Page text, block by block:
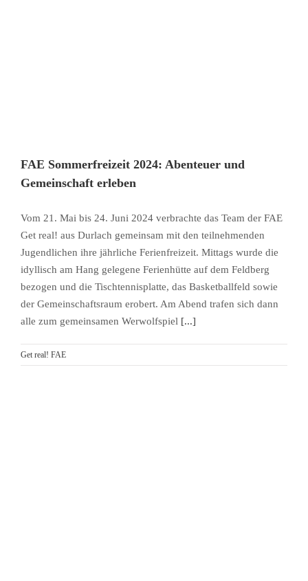
FAE Sommerfreizeit 2024: Abenteuer und
Gemeinschaft erleben
Vom 21. Mai bis 24. Juni 2024 verbrachte das Team der FAE
Get real! aus Durlach gemeinsam mit den teilnehmenden
Jugendlichen ihre jährliche Ferienfreizeit. Mittags wurde die
idyllisch am Hang gelegene Ferienhütte auf dem Feldberg
bezogen und die Tischtennisplatte, das Basketballfeld sowie
der Gemeinschaftsraum erobert. Am Abend trafen sich dann
alle zum gemeinsamen Werwolfspiel [...]
Get real! FAE